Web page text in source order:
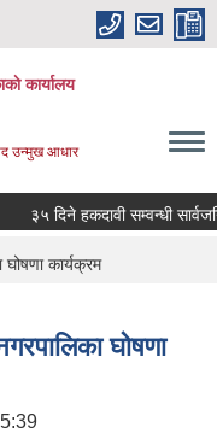
कार्यालय
उन्मुख आधार
३५ दिने हकदावी सम्वन्धी
कार्यक्रम
घोषणा